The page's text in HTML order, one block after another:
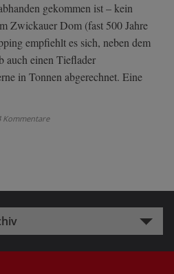
gekommen ist – kein
Zwickauer Dom (fast 500 Jahre
empfiehlt es sich, neben dem
auch einen Tieflader
in Tonnen abgerechnet. Eine
Kommentare